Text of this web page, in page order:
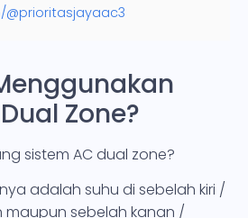
Zone?
sistem AC dual zone?
adalah suhu di sebelah kiri /
sebelah kanan /